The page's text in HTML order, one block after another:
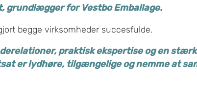
grundlægger for Vestbo Emballage.
begge virksomheder succesfulde.
praktisk ekspertise og en
er lydhøre, tilgængelige og nemme at